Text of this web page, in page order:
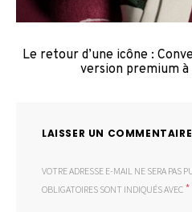
Le retour d’une icône :
version premium
LAISSER UN COMMENTAIRE
VOTRE ADRESSE E-MAIL NE SERA PAS
OBLIGATOIRES SONT INDIQUÉS AVEC *